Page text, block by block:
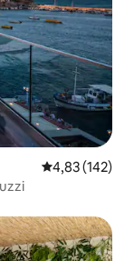
4,83 de uma
4,83 (142)